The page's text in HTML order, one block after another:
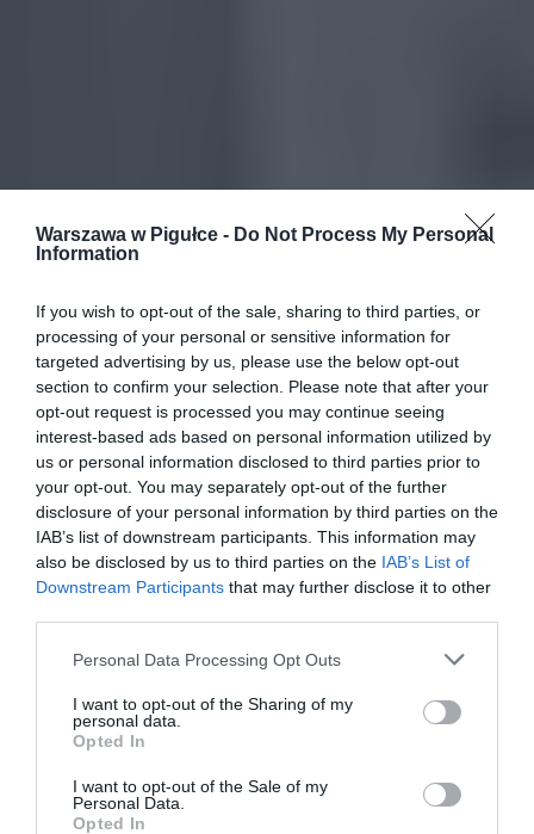
Warszawa w Pigułce - Do Not Process My Personal
Information
If you wish to opt-out of the sale, sharing to third parties, or
processing of your personal or sensitive information for
targeted advertising by us, please use the below opt-out
section to confirm your selection. Please note that after your
opt-out request is processed you may continue seeing
interest-based ads based on personal information utilized by
us or personal information disclosed to third parties prior to
your opt-out. You may separately opt-out of the further
disclosure of your personal information by third parties on the
IAB’s list of downstream participants. This information may
also be disclosed by us to third parties on the IAB’s List of
Downstream Participants that may further disclose it to other
Personal Data Processing Opt Outs
I want to opt-out of the Sharing of my
personal data.
Opted In
I want to opt-out of the Sale of my
Personal Data.
Opted In